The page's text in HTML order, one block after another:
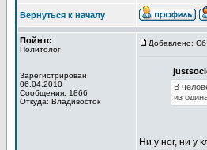
Вернуться к началу
Пойнтс
Политолог
Зарегистрирован:
06.04.2010
Сообщения: 1866
Откуда: Владивосток
Добавлено:
В
из
Ни у ног, ни у